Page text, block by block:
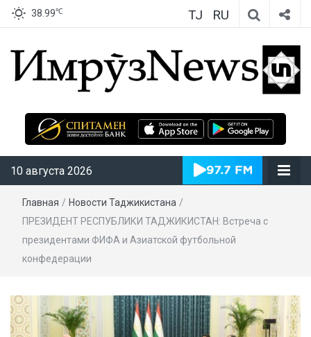
38.99℃ TJ RU
ИмрӯзNews
10 августа 2026
Главная / Новости Таджикистана /
ПРЕЗИДЕНТ РЕСПУБЛИКИ ТАДЖИКИСТАН: Встреча с
президентами ФИФА и Азиатской футбольной
конфедерации